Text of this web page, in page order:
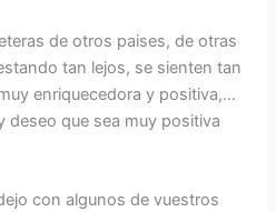
de otros paises, de otras
tan lejos, se sienten tan
enriquecedora y positiva,…
deseo que sea muy positiva
con algunos de vuestros